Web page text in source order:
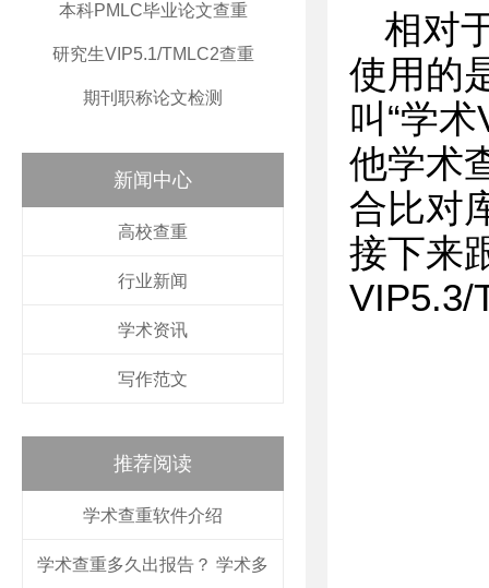
本科PMLC毕业论文查重
研究生VIP5.1/TMLC2查重
期刊职称论文检测
新闻中心
高校查重
行业新闻
学术资讯
写作范文
推荐阅读
学术查重软件介绍
学术查重多久出报告？ 学术多
相对
使用的
叫“学
他学术
合比对
接下来
VIP5.3/